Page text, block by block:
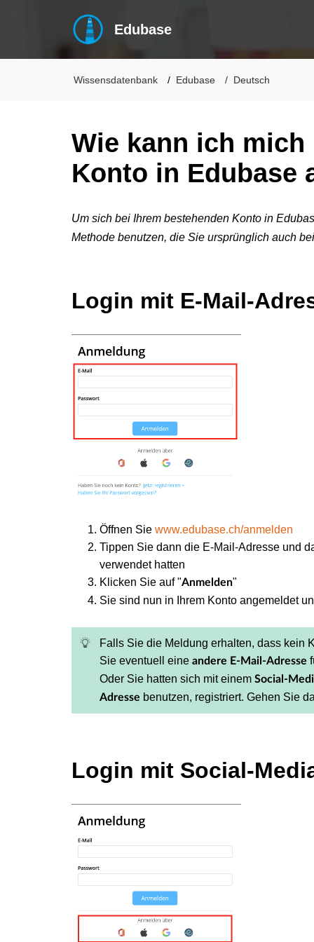
Edubase
Wissensdatenbank Edubase Deutsch
Wie kann ich mich
Konto in Edubase
Um sich bei Ihrem bestehenden Konto in
Methode benutzen, die Sie ursprünglich auch
Login mit E-Mail-
Öffnen Sie www.edubase.ch/anmelden
Tippen Sie dann die E-Mail-Adresse und
verwendet hatten
Klicken Sie auf "Anmelden"
Sie sind nun in Ihrem Konto angemeldet
Falls Sie die Meldung erhalten, dass kein
Sie eventuell eine andere E-Mail-Adresse
Oder Sie hatten sich mit einem Social-
Adresse benutzen, registriert. Gehen Sie
Login mit Social-